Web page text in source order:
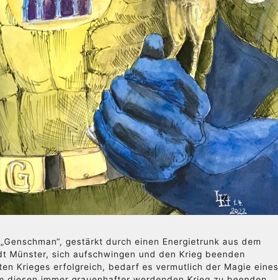
gestärkt durch einen Energietrunk aus dem
Münster, sich aufschwingen und den Krieg beenden
Krieges erfolgreich, bedarf es vermutlich der Magie eines